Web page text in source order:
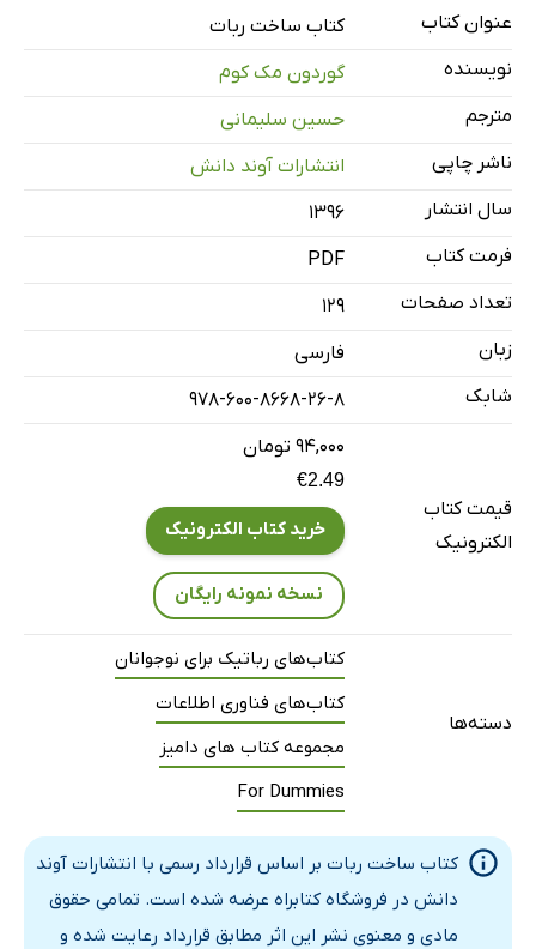
پروژه‌ی 2: ساخت یک ربات با ماشین اسباب‌بازی
واژه‌نامه
عنوان کتاب
کتاب ساخت ربات
نویسنده
گوردون مک کوم
مترجم
حسین سلیمانی
ناشر چاپی
انتشارات آوند دانش
سال انتشار
۱۳۹۶
فرمت کتاب
PDF
تعداد صفحات
129
زبان
فارسی
شابک
978-600-8668-26-8
قیمت کتاب
الکترونیک
۹۴,۰۰۰ تومان
€2.49
خرید کتاب الکترونیک
نسخه نمونه رایگان
دسته‌ها
کتاب‌های رباتیک برای نوجوانان
کتاب‌های فناوری اطلاعات
مجموعه کتاب های دامیز
For Dummies
کتاب ساخت ربات بر اساس قرارداد رسمی با انتشارات آوند
دانش در فروشگاه کتابراه عرضه شده است. تمامی حقوق
مادی و معنوی نشر این اثر مطابق قرارداد رعایت شده و